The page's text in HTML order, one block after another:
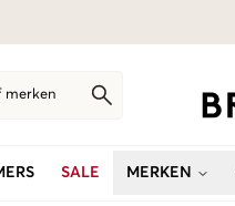
merken
SALE MERKEN